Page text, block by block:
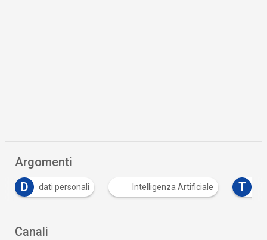
Argomenti
D
dati personali Intelligenza Artificiale T
Canali